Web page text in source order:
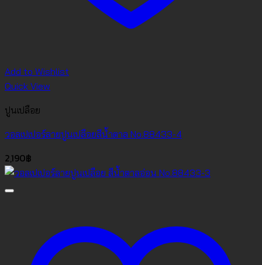
Add to Wishlist
Quick View
ปูนเปลือย
วอลเปเปอร์ลายปูนเปลือยสีน้ำตาล No.88433-4
2,190฿